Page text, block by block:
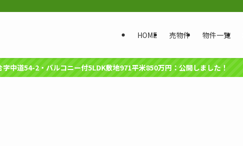
HOME 売物件 物件一覧
中道54-2・バルコニー付5LDK敷地971平米850万円：公開しました！